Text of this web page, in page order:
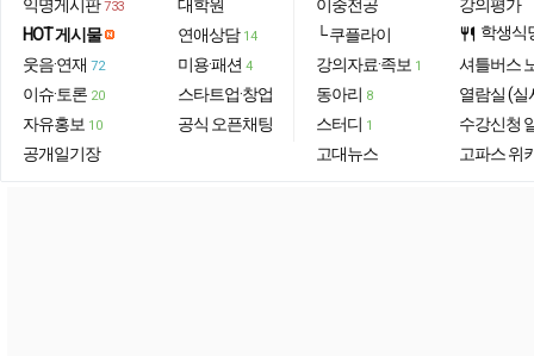
익명게시판 733
HOT 게시물
웃음·연재 72
이슈·토론 20
자유홍보 10
공개일기장
대학원
연애상담 14
미용·패션 4
스타트업·창업
공식 오픈채팅
이중전공
└ 쿠플라이
강의자료·족보 1
동아리 8
스터디 1
고대뉴스
강의평가
restaurant 학생식
셔틀버스
열람실 (실
수강신청
고파스 위